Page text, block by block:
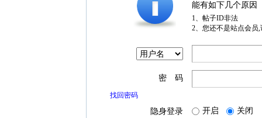
能有如下几个原因
1、帖子ID非法
2、您还不是站点会员
密 码
找回密码
隐身登录 开启 关闭